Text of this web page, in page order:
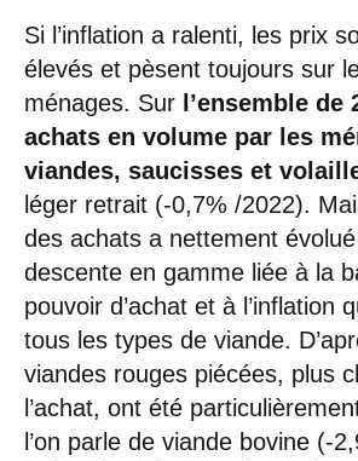
Si l’inflation a ralenti, les prix
élevés et pèsent toujours sur
ménages. Sur l’ensemble de
achats en volume par les
viandes, saucisses et
léger retrait (-0,7% /2022).
des achats a nettement
descente en gamme liée à la
pouvoir d’achat et à l’inflation
tous les types de viande.
viandes rouges piécées, plus
l’achat, ont été
l’on parle de viande bovine (-